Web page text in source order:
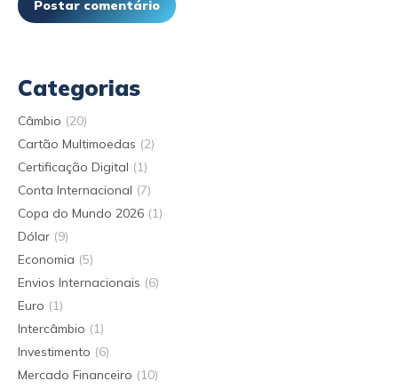
Postar comentário
Categorias
Câmbio (20)
Cartão Multimoedas (2)
Certificação Digital (1)
Conta Internacional (7)
Copa do Mundo 2026 (1)
Dólar (9)
Economia (5)
Envios Internacionais (6)
Euro (1)
Intercâmbio (1)
Investimento (6)
Mercado Financeiro (10)